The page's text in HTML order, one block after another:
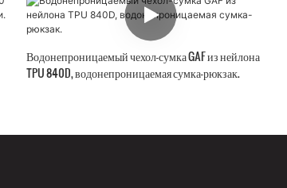
Водонепроницаемый чехол-сумка GAF из нейлона
TPU 840D, водонепроницаемая сумка-рюкзак.